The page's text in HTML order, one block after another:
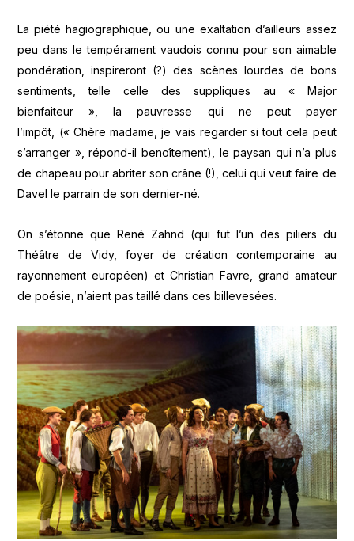
La piété hagiographique, ou une exaltation d’ailleurs assez
peu dans le tempérament vaudois connu pour son aimable
pondération, inspireront (?) des scènes lourdes de bons
sentiments, telle celle des suppliques au « Major
bienfaiteur », la pauvresse qui ne peut payer
l’impôt, (« Chère madame, je vais regarder si tout cela peut
s’arranger », répond-il benoîtement), le paysan qui n’a plus
de chapeau pour abriter son crâne (!), celui qui veut faire de
Davel le parrain de son dernier-né.
On s’étonne que René Zahnd (qui fut l’un des piliers du
Théâtre de Vidy, foyer de création contemporaine au
rayonnement européen) et Christian Favre, grand amateur
de poésie, n’aient pas taillé dans ces billevesées.